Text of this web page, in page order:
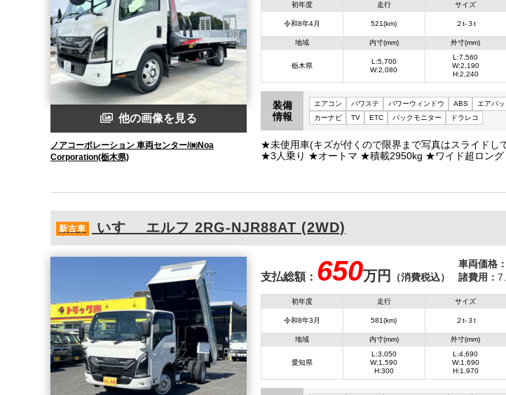
他の画像を見る
ノアコーポレーション 車両センター/㈱Noa
Corporation(栃木県)
初年度
令和8年4月
走行
521(km)
サイズ
２t-３t
地域
栃木県
内寸(mm)
L:5,700
W:2,080
外寸(mm)
L:7,560
W:2,190
H:2,240
装備
情報
エアコン パワステ パワーウィンドウ ABS エアバ
カーナビ
TV ETC バックモニター ドラレコ
★未使用車(キズが付くので限界まで写真はスライドしていません) ★2990cc(
★3人乗り ★オートマ ★積載2950kg ★ワイド超ロング ★セーフティーローダー ★上物 古河
新古車 いすゞ エルフ 2RG-NJR88AT (2WD)
支払総額： 650万円 （消費税込）
車両価格：
諸費用：
初年度
令和8年3月
走行
581(km)
サイズ
２t-３t
地域
愛知県
内寸(mm)
L:3,050
W:1,590
H:300
外寸(mm)
L:4,690
W:1,690
H:1,970